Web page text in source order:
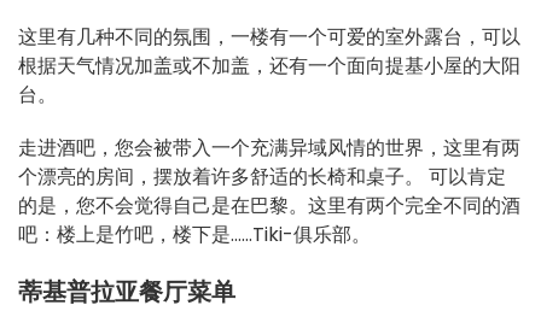
这里有几种不同的氛围，一楼有一个可爱的室外露台，可以
根据天气情况加盖或不加盖，还有一个面向提基小屋的大阳
台。
走进酒吧，您会被带入一个充满异域风情的世界，这里有两
个漂亮的房间，摆放着许多舒适的长椅和桌子。 可以肯定
的是，您不会觉得自己是在巴黎。这里有两个完全不同的酒
吧：楼上是竹吧，楼下是......Tiki-俱乐部。
蒂基普拉亚餐厅菜单